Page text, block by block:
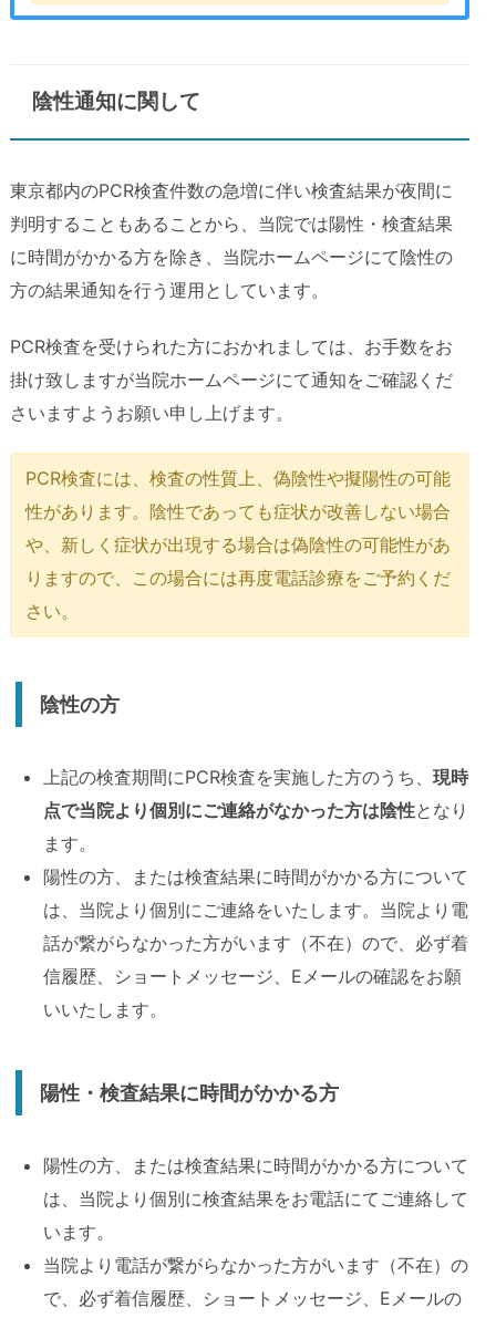
陰性通知に関して
東京都内のPCR検査件数の急増に伴い検査結果が夜間に
判明することもあることから、当院では陽性・検査結果
に時間がかかる方を除き、当院ホームページにて陰性の
方の結果通知を行う運用としています。
PCR検査を受けられた方におかれましては、お手数をお
掛け致しますが当院ホームページにて通知をご確認くだ
さいますようお願い申し上げます。
PCR検査には、検査の性質上、偽陰性や擬陽性の可能
性があります。陰性であっても症状が改善しない場合
や、新しく症状が出現する場合は偽陰性の可能性があ
りますので、この場合には再度電話診療をご予約くだ
さい。
陰性の方
上記の検査期間にPCR検査を実施した方のうち、 現時
点で当院より個別にご連絡がなかった方は陰性となり
ます。
陽性の方、または検査結果に時間がかかる方について
は、当院より個別にご連絡をいたします。当院より電
話が繋がらなかった方がいます（不在）ので、必ず着
信履歴、ショートメッセージ、Eメールの確認をお願
いいたします。
陽性・検査結果に時間がかかる方
陽性の方、または検査結果に時間がかかる方について
は、当院より個別に検査結果をお電話にてご連絡して
います。
当院より電話が繋がらなかった方がいます（不在）の
で、必ず着信履歴、ショートメッセージ、Eメールの